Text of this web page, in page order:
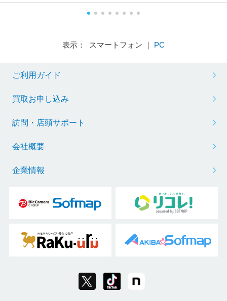
ドタイプ］ 【864】
ブラック
表示： スマートフォン ｜ PC
ご利用ガイド
買取お申し込み
訪問・店頭サポート
会社概要
企業情報